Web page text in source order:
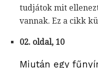
tudjátok mit
vannak. Ez a cikk
02. oldal, 10
Miután egy